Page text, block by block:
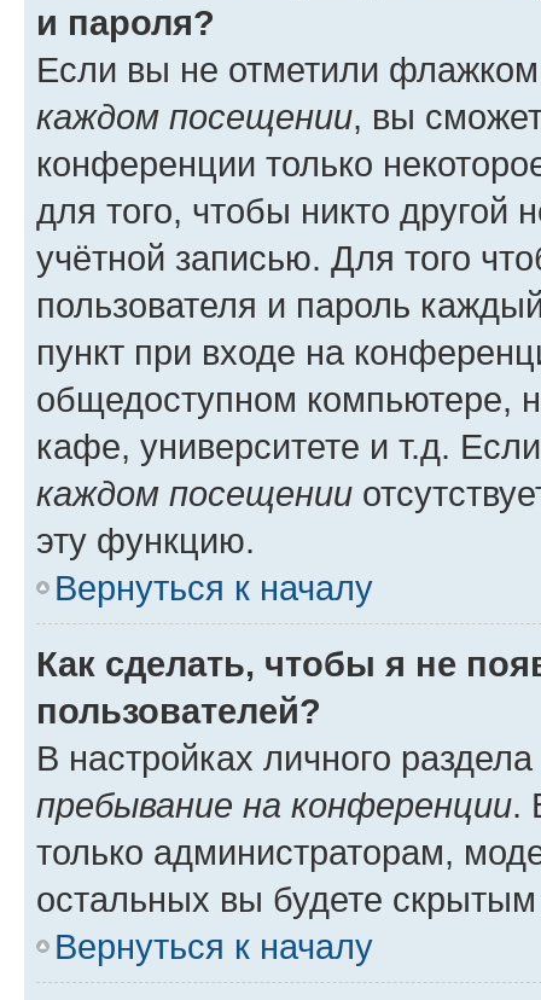
и пароля?
Если вы не отметили
каждом посещении, вы
конференции только
для того, чтобы никто другой
учётной записью. Для того
пользователя и пароль
пункт при входе на
общедоступном компьютере,
кафе, университете и т.д.
каждом посещении
эту функцию.
Вернуться к началу
Как сделать, чтобы я не
пользователей?
В настройках личного
пребывание на конференции.
только администраторам,
остальных вы будете
Вернуться к началу